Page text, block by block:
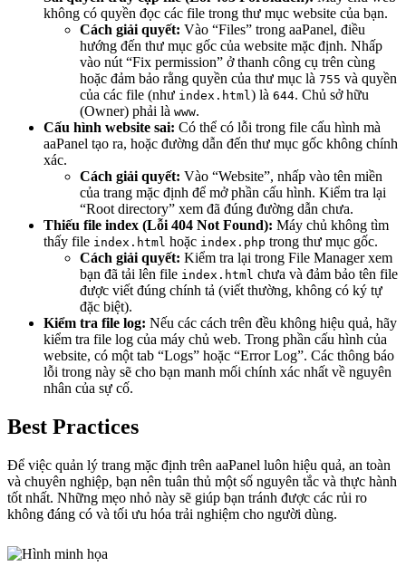
không có quyền đọc các file trong thư mục website của bạn.
Cách giải quyết: Vào “Files” trong aaPanel, điều
hướng đến thư mục gốc của website mặc định. Nhấp
vào nút “Fix permission” ở thanh công cụ trên cùng
hoặc đảm bảo rằng quyền của thư mục là 755 và quyền
của các file (như index.html) là 644. Chủ sở hữu
(Owner) phải là www.
Cấu hình website sai: Có thể có lỗi trong file cấu hình mà
aaPanel tạo ra, hoặc đường dẫn đến thư mục gốc không chính
xác.
Cách giải quyết: Vào “Website”, nhấp vào tên miền
của trang mặc định để mở phần cấu hình. Kiểm tra lại
“Root directory” xem đã đúng đường dẫn chưa.
Thiếu file index (Lỗi 404 Not Found): Máy chủ không tìm
thấy file index.html hoặc index.php trong thư mục gốc.
Cách giải quyết: Kiểm tra lại trong File Manager xem
bạn đã tải lên file index.html chưa và đảm bảo tên file
được viết đúng chính tả (viết thường, không có ký tự
đặc biệt).
Kiểm tra file log: Nếu các cách trên đều không hiệu quả, hãy
kiểm tra file log của máy chủ web. Trong phần cấu hình của
website, có một tab “Logs” hoặc “Error Log”. Các thông báo
lỗi trong này sẽ cho bạn manh mối chính xác nhất về nguyên
nhân của sự cố.
Best Practices
Để việc quản lý trang mặc định trên aaPanel luôn hiệu quả, an toàn
và chuyên nghiệp, bạn nên tuân thủ một số nguyên tắc và thực hành
tốt nhất. Những mẹo nhỏ này sẽ giúp bạn tránh được các rủi ro
không đáng có và tối ưu hóa trải nghiệm cho người dùng.